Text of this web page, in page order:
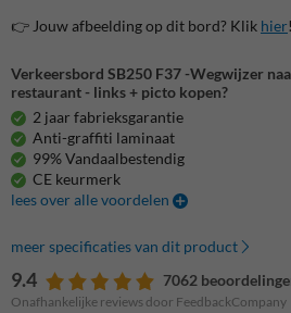
👉 Jouw afbeelding op dit bord? Klik hier!
Verkeersbord SB250 F37 -Wegwijzer
restaurant - links + picto kopen?
2 jaar fabrieksgarantie
Anti-graffiti laminaat
99% Vandaalbestendig
CE keurmerk
lees over alle voordelen
meer specificaties van dit product
9.4 7062
Onafhankelijke reviews door FeedbackCompany